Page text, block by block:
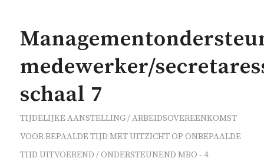
medewerker/
schaal 7
TIJDELIJKE AANSTELLING / ARBEIDSOVEREENKOMST
VOOR BEPAALDE TIJD MET UITZICHT OP ONBEPAALDE
TIJD UITVOEREND / ONDERSTEUNEND MBO - 4